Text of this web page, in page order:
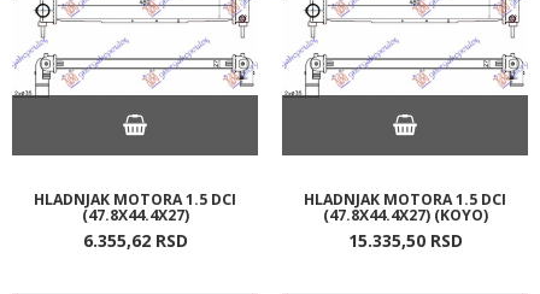
HLADNJAK MOTORA 1.5 DCI
(47.8X44.4X27)
6.355,62 RSD
HLADNJAK MOTORA 1.5 DCI
(47.8X44.4X27) (KOYO)
15.335,50 RSD